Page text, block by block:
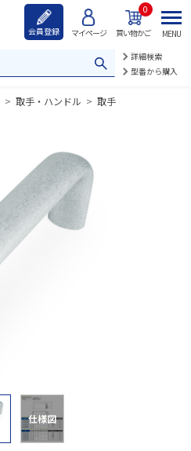
会員登録 マイページ 買い物かご
0
詳細検索
型番から購入
MENU
> 取手・ハンドル > 取手
仕様図